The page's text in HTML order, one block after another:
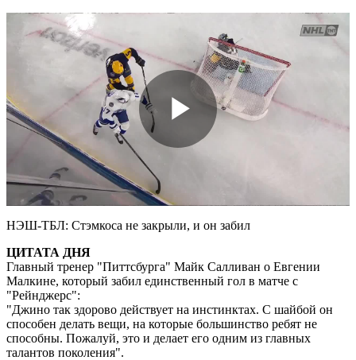
Play
Video
НЭШ-ТБЛ: Стэмкоса не закрыли, и он забил
ЦИТАТА ДНЯ
Главный тренер "Питтсбурга" Майк Салливан о Евгении
Малкине, который забил единственный гол в матче с
"Рейнджерс":
"Джино так здорово действует на инстинктах. С шайбой он
способен делать вещи, на которые большинство ребят не
способны. Пожалуй, это и делает его одним из главных
талантов поколения".